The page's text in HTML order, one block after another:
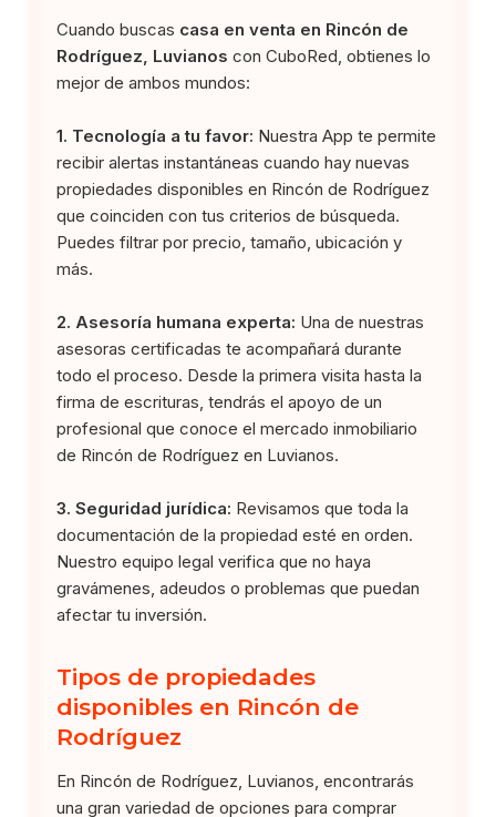
Cuando buscas casa en venta en Rincón de
Rodríguez, Luvianos con CuboRed, obtienes lo
mejor de ambos mundos:
1. Tecnología a tu favor: Nuestra App te permite
recibir alertas instantáneas cuando hay nuevas
propiedades disponibles en Rincón de Rodríguez
que coinciden con tus criterios de búsqueda.
Puedes filtrar por precio, tamaño, ubicación y
más.
2. Asesoría humana experta: Una de nuestras
asesoras certificadas te acompañará durante
todo el proceso. Desde la primera visita hasta la
firma de escrituras, tendrás el apoyo de un
profesional que conoce el mercado inmobiliario
de Rincón de Rodríguez en Luvianos.
3. Seguridad jurídica: Revisamos que toda la
documentación de la propiedad esté en orden.
Nuestro equipo legal verifica que no haya
gravámenes, adeudos o problemas que puedan
afectar tu inversión.
Tipos de propiedades
disponibles en Rincón de
Rodríguez
En Rincón de Rodríguez, Luvianos, encontrarás
una gran variedad de opciones para comprar